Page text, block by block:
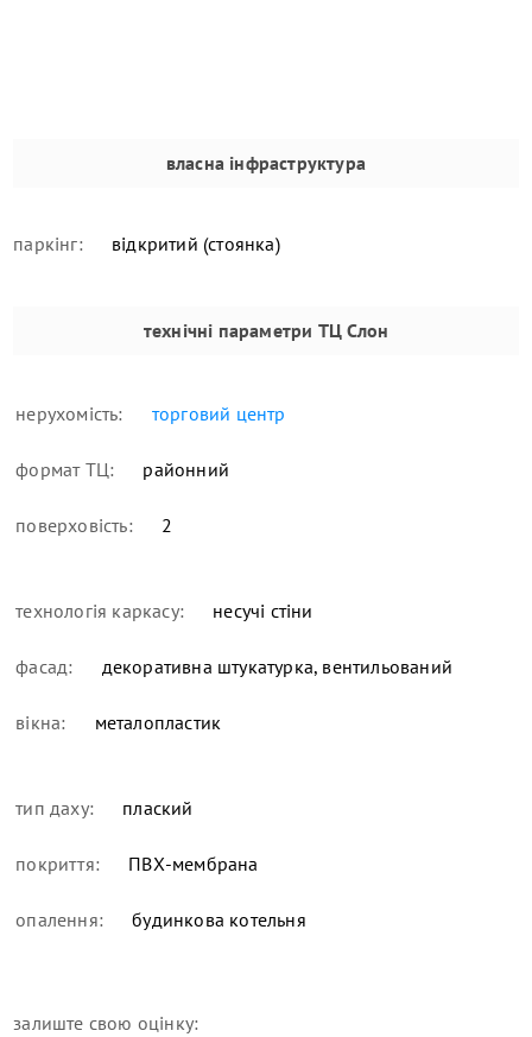
власна інфраструктура
паркінг: відкритий (стоянка)
технічні параметри ТЦ Слон
нерухомість: торговий центр
формат ТЦ: районний
поверховість: 2
технологія каркасу: несучі стіни
фасад: декоративна штукатурка, вентильований
вікна: металопластик
тип даху: плаский
покриття: ПВХ-мембрана
опалення: будинкова котельня
залиште свою оцінку: